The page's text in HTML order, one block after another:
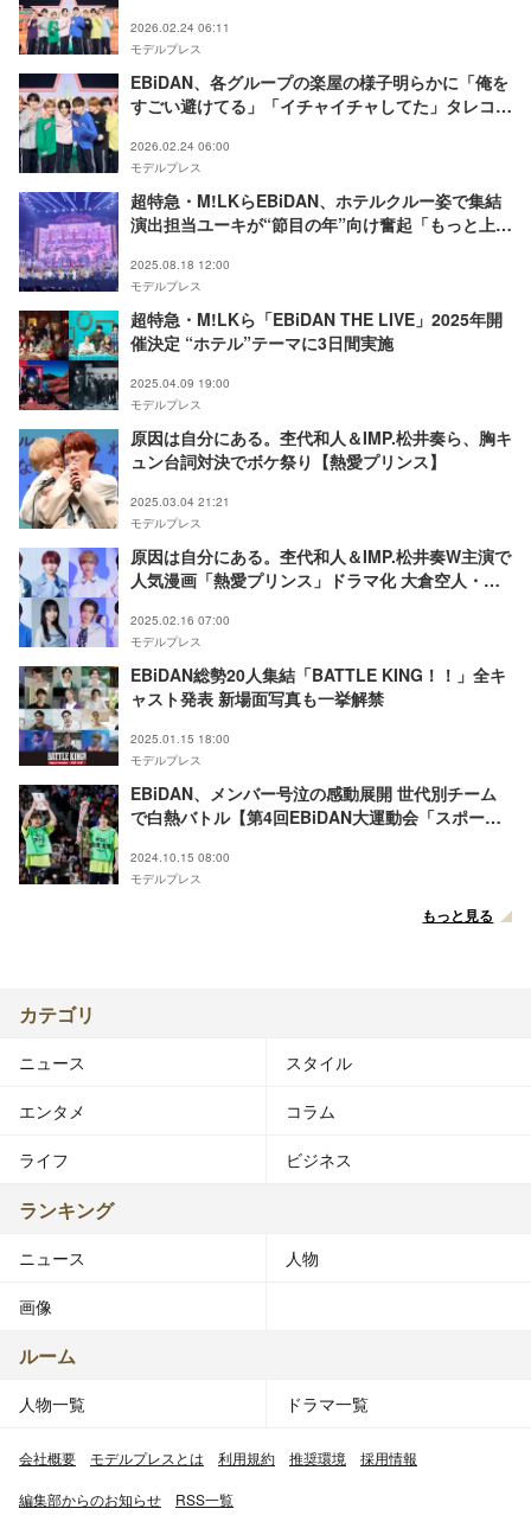
presents ダンエビ祭 〜新年会2026〜】
2026.02.24 06:11
モデルプレス
EBiDAN、各グループの楽屋の様子明らかに「俺を
すごい避けてる」「イチャイチャしてた」タレコミ
presents ダンエビ祭 〜新年会2026〜」】
2026.02.24 06:00
モデルプレス
超特急・M!LKらEBiDAN、ホテルクルー姿で集結
演出担当ユーキが“節目の年”向け奮起「もっと上
ト】
2025.08.18 12:00
モデルプレス
超特急・M!LKら「EBiDAN THE LIVE」2025年開
催決定 “ホテル”テーマに3日間実施
2025.04.09 19:00
モデルプレス
原因は自分にある。杢代和人＆IMP.松井奏ら、胸キ
ュン台詞対決でボケ祭り【熱愛プリンス】
2025.03.04 21:21
モデルプレス
原因は自分にある。杢代和人＆IMP.松井奏W主演で
人気漫画「熱愛プリンス」ドラマ化 大倉空人・小
役
2025.02.16 07:00
モデルプレス
EBiDAN総勢20人集結「BATTLE KING！！」全キ
ャスト発表 新場面写真も一挙解禁
2025.01.15 18:00
モデルプレス
EBiDAN、メンバー号泣の感動展開 世代別チーム
で白熱バトル【第4回EBiDAN大運動会「スポーツ
2024.10.15 08:00
モデルプレス
もっと見る
カテゴリ
ニュース スタイル
エンタメ コラム
ライフ ビジネス
ランキング
ニュース 人物
画像
ルーム
人物一覧 ドラマ一覧
会社概要 モデルプレスとは 利用規約 推奨環境 採用情報
編集部からのお知らせ RSS一覧